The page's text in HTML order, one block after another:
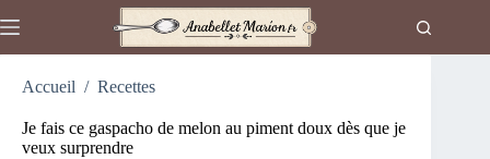
au
Accueil / Recettes
Je fais ce gaspacho de melon au piment doux dès que je
veux surprendre